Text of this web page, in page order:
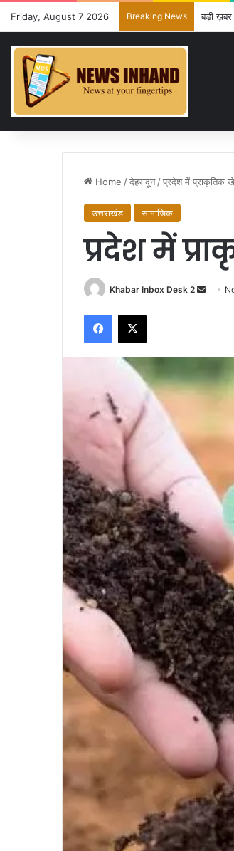
Friday, August 7 2026 Breaking News बड़ी ख़बर
Home /देहरादून /प्रदेश में प्राकृतिक
उत्तराखंड सामाजिक
प्रदेश में
Khabar Inbox Desk 2
Send
Facebook
X